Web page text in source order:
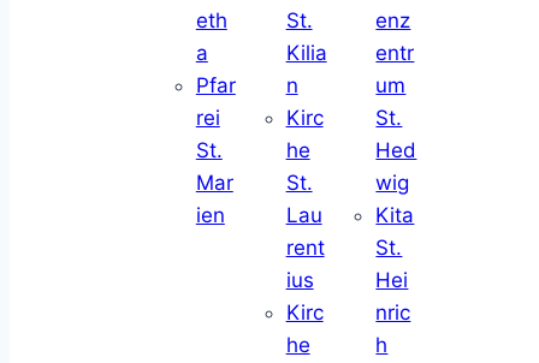
eth
a
Pfar
rei
St.
Mar
ien
St.
Kilia
n
Kirc
he
St.
Lau
rent
ius
Kirc
he
enz
entr
um
St.
Hed
wig
Kita
St.
Hei
nric
h